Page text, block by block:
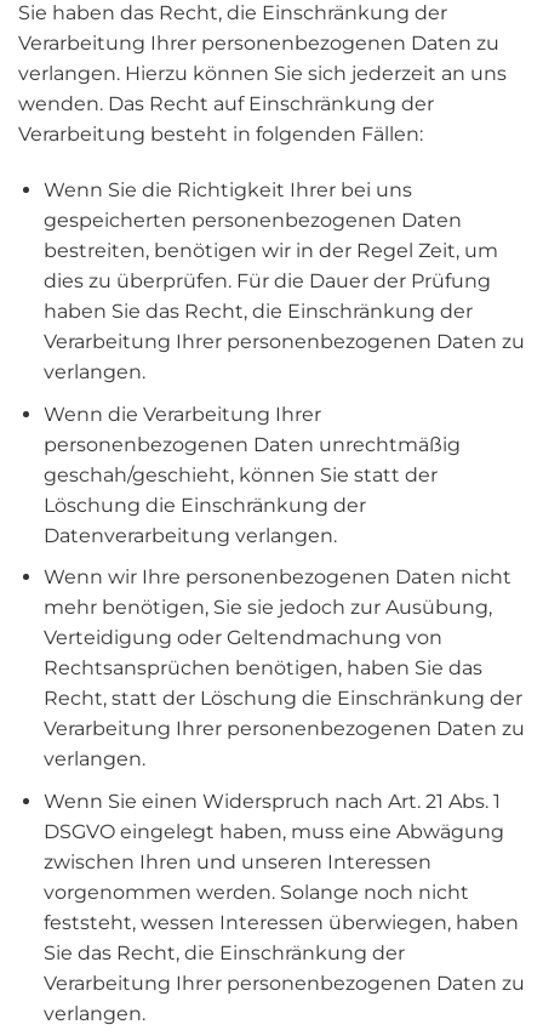
Sie haben das Recht, die Einschränkung der
Verarbeitung Ihrer personenbezogenen Daten zu
verlangen. Hierzu können Sie sich jederzeit an uns
wenden. Das Recht auf Einschränkung der
Verarbeitung besteht in folgenden Fällen:
Wenn Sie die Richtigkeit Ihrer bei uns
gespeicherten personenbezogenen Daten
bestreiten, benötigen wir in der Regel Zeit, um
dies zu überprüfen. Für die Dauer der Prüfung
haben Sie das Recht, die Einschränkung der
Verarbeitung Ihrer personenbezogenen Daten zu
verlangen.
Wenn die Verarbeitung Ihrer
personenbezogenen Daten unrechtmäßig
geschah/geschieht, können Sie statt der
Löschung die Einschränkung der
Datenverarbeitung verlangen.
Wenn wir Ihre personenbezogenen Daten nicht
mehr benötigen, Sie sie jedoch zur Ausübung,
Verteidigung oder Geltendmachung von
Rechtsansprüchen benötigen, haben Sie das
Recht, statt der Löschung die Einschränkung der
Verarbeitung Ihrer personenbezogenen Daten zu
verlangen.
Wenn Sie einen Widerspruch nach Art. 21 Abs. 1
DSGVO eingelegt haben, muss eine Abwägung
zwischen Ihren und unseren Interessen
vorgenommen werden. Solange noch nicht
feststeht, wessen Interessen überwiegen, haben
Sie das Recht, die Einschränkung der
Verarbeitung Ihrer personenbezogenen Daten zu
verlangen.